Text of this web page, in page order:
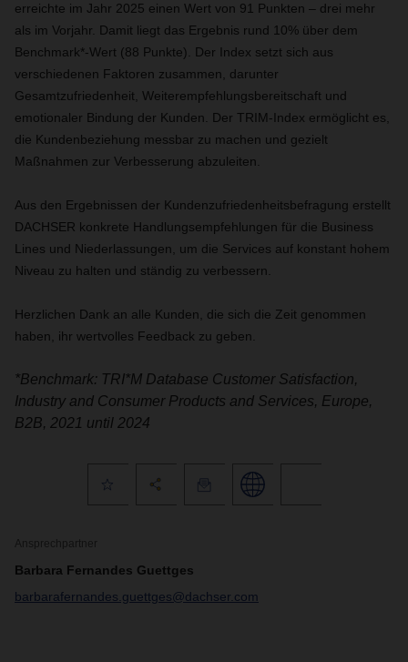
erreichte im Jahr 2025 einen Wert von 91 Punkten – drei mehr
als im Vorjahr. Damit liegt das Ergebnis rund 10% über dem
Benchmark*-Wert (88 Punkte). Der Index setzt sich aus
verschiedenen Faktoren zusammen, darunter
Gesamtzufriedenheit, Weiterempfehlungsbereitschaft und
emotionaler Bindung der Kunden. Der TRIM-Index ermöglicht es,
die Kundenbeziehung messbar zu machen und gezielt
Maßnahmen zur Verbesserung abzuleiten.
Aus den Ergebnissen der Kundenzufriedenheitsbefragung erstellt
DACHSER konkrete Handlungsempfehlungen für die Business
Lines und Niederlassungen, um die Services auf konstant hohem
Niveau zu halten und ständig zu verbessern.
Herzlichen Dank an alle Kunden, die sich die Zeit genommen
haben, ihr wertvolles Feedback zu geben.
*Benchmark: TRI*M Database Customer Satisfaction,
Industry and Consumer Products and Services, Europe,
B2B, 2021 until 2024
Ansprechpartner
Barbara Fernandes Guettges
barbarafernandes.guettges@dachser.com